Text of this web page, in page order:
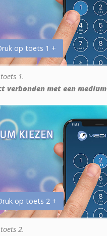
op toets 1 +
1.
verbonden met een medium
op toets 2 +
2.